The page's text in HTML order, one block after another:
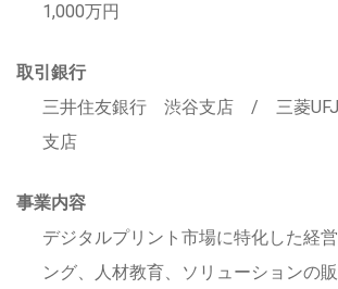
1,000万円
取引銀行
三井住友銀行 渋谷支店 / 三菱
支店
事業内容
デジタルプリント市場に特化した経
ング、人材教育、ソリューションの